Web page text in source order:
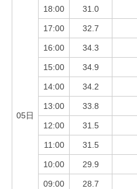
05日
18:00 31.0
17:00 32.7
16:00 34.3
15:00 34.9
14:00 34.2
13:00 33.8
12:00 31.5
11:00 31.5
10:00 29.9
09:00 28.7